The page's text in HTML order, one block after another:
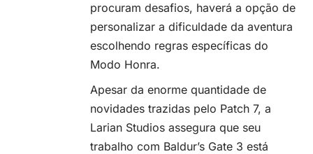
procuram desafios, haverá a opção de
personalizar a dificuldade da aventura
escolhendo regras específicas do
Modo Honra.
Apesar da enorme quantidade de
novidades trazidas pelo Patch 7, a
Larian Studios assegura que seu
trabalho com Baldur’s Gate 3 está